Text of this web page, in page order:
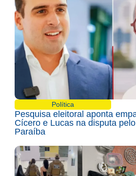
Política
Pesquisa eleitoral aponta
Cícero e Lucas na disputa
Paraíba